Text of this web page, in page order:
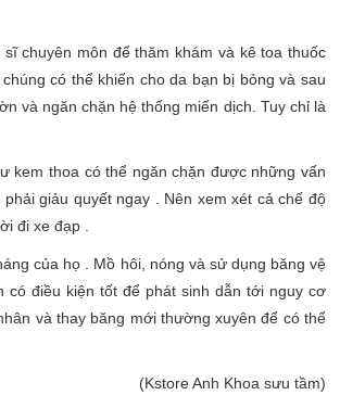
chuyên môn để thăm khám và kê toa thuốc
có thể khiến cho da bạn bị bỏng và sau
và ngăn chặn hệ thống miến dịch. Tuy chỉ là
kem thoa có thể ngăn chặn được những vấn
giảu quyết ngay . Nên xem xét cả chế độ
đi xe đạp .
của họ . Mồ hôi, nóng và sử dụng băng vệ
điều kiện tốt để phát sinh dẫn tới nguy cơ
và thay băng mới thường xuyên để có thể
(Kstore Anh Khoa sưu tầm)